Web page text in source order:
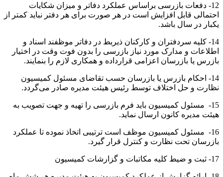
12- دفعات بازرسی براساس عملکرد دفاتر و میزان شکایات
احتمالی قابل افزایش است در هر صورت برای هر دفتر نباید کمتر از
یکبار در سال باشد.
14- کلیه سردفتران و کارکنان ذیربط در دفاتر موظفند اسناد و
اطلاعات و مدارک مورد نیاز بازرسی را بدون فوت وقت در اختیار
بازرس یا بازرسان اعزامی قرارداده و همکاری لازم را بنمایند.
14- احکام بازرس یا بازرسان حسب تقاضای مسئول کمیسیون
نظارت و حل اختلاف توسط رئیس هیئت مدیره صادر می‌گردد.
15- مسئول کمیسیون باید فرم بازرسی را تهیه و جهت تصویب به
هیئت مدیره کانون ارسال نماید.
16- مسئول کمیسیون موظف است ترتیبی اتخاذ نموده تا عملکرد
بازرسان تحت نظارت و کنترل قرار گیرد.
17- ثبت و ضیط کلیه مکاتبات و گزارشات کمیسیون